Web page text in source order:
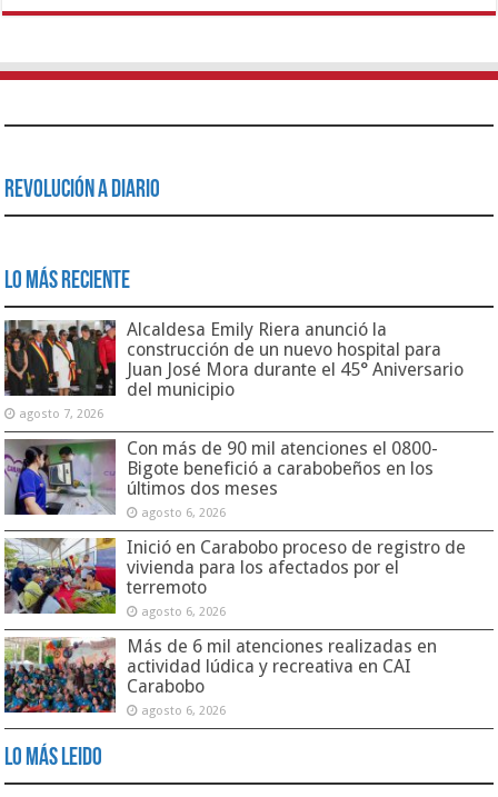
Revolución a Diario
Lo Más Reciente
Alcaldesa Emily Riera anunció la
construcción de un nuevo hospital para
Juan José Mora durante el 45° Aniversario
del municipio
agosto 7, 2026
Con más de 90 mil atenciones el 0800-
Bigote benefició a carabobeños en los
últimos dos meses
agosto 6, 2026
Inició en Carabobo proceso de registro de
vivienda para los afectados por el
terremoto
agosto 6, 2026
Más de 6 mil atenciones realizadas en
actividad lúdica y recreativa en CAI
Carabobo
agosto 6, 2026
Lo Más Leido